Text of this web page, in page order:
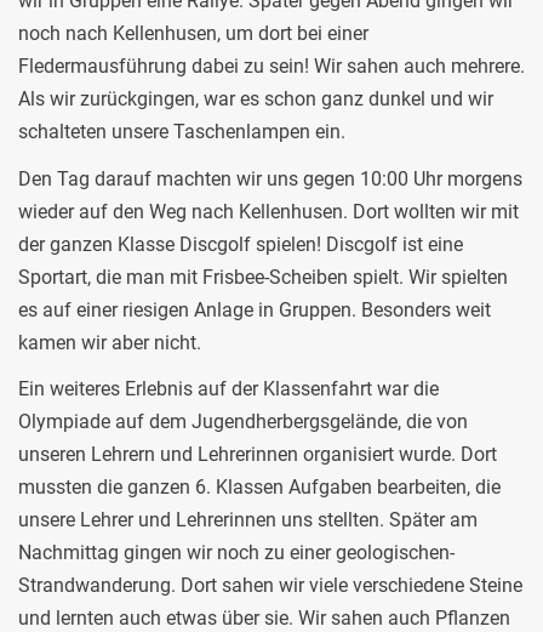
noch nach Kellenhusen, um dort bei einer
Fledermausführung dabei zu sein! Wir sahen auch mehrere.
Als wir zurückgingen, war es schon ganz dunkel und wir
schalteten unsere Taschenlampen ein.
Den Tag darauf machten wir uns gegen 10:00 Uhr morgens
wieder auf den Weg nach Kellenhusen. Dort wollten wir mit
der ganzen Klasse Discgolf spielen! Discgolf ist eine
Sportart, die man mit Frisbee-Scheiben spielt. Wir spielten
es auf einer riesigen Anlage in Gruppen. Besonders weit
kamen wir aber nicht.
Ein weiteres Erlebnis auf der Klassenfahrt war die
Olympiade auf dem Jugendherbergsgelände, die von
unseren Lehrern und Lehrerinnen organisiert wurde. Dort
mussten die ganzen 6. Klassen Aufgaben bearbeiten, die
unsere Lehrer und Lehrerinnen uns stellten. Später am
Nachmittag gingen wir noch zu einer geologischen-
Strandwanderung. Dort sahen wir viele verschiedene Steine
und lernten auch etwas über sie. Wir sahen auch Pflanzen